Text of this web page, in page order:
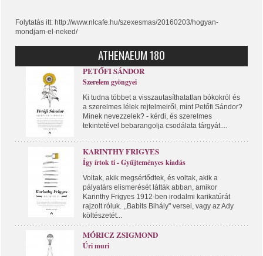
Folytatás itt: http://www.nlcafe.hu/szexesmas/20160203/hogyan-
mondjam-el-neked/
ATHENAEUM 180
PETŐFI SÁNDOR
Szerelem gyöngyei
Ki tudna többet a visszautasíthatatlan bókokról és
a szerelmes lélek rejtelmeiről, mint Petőfi Sándor?
Minek nevezzelek? - kérdi, és szerelmes
tekintetével bebarangolja csodálata tárgyát....
KARINTHY FRIGYES
Így írtok ti - Gyűjteményes kiadás
Voltak, akik megsértődtek, és voltak, akik a
pályatárs elismerését látták abban, amikor
Karinthy Frigyes 1912-ben irodalmi karikatúrát
rajzolt róluk. ,,Babits Bihály" versei, vagy az Ady
költészetét...
MÓRICZ ZSIGMOND
Úri muri